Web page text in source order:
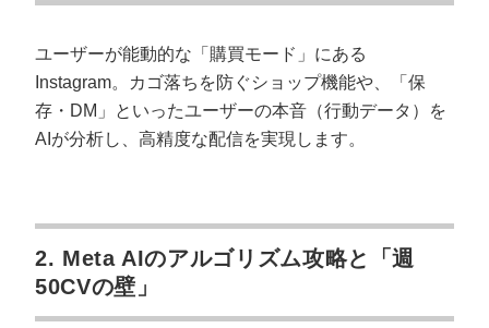
ユーザーが能動的な「購買モード」にある
Instagram。カゴ落ちを防ぐショップ機能や、「保
存・DM」といったユーザーの本音（行動データ）を
AIが分析し、高精度な配信を実現します。
2. Meta AIのアルゴリズム攻略と「週
50CVの壁」